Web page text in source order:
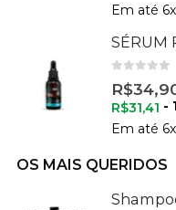
Em até 6
de 5
R$
R$31,41 -
Em até 6
OS MAIS QUERIDOS